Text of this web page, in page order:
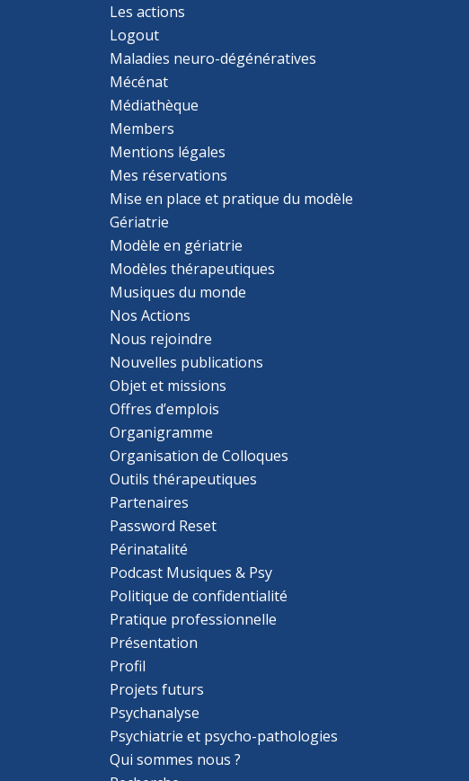
Les actions
Logout
Maladies neuro-dégénératives
Mécénat
Médiathèque
Members
Mentions légales
Mes réservations
Mise en place et pratique du modèle
Gériatrie
Modèle en gériatrie
Modèles thérapeutiques
Musiques du monde
Nos Actions
Nous rejoindre
Nouvelles publications
Objet et missions
Offres d’emplois
Organigramme
Organisation de Colloques
Outils thérapeutiques
Partenaires
Password Reset
Périnatalité
Podcast Musiques & Psy
Politique de confidentialité
Pratique professionnelle
Présentation
Profil
Projets futurs
Psychanalyse
Psychiatrie et psycho-pathologies
Qui sommes nous ?